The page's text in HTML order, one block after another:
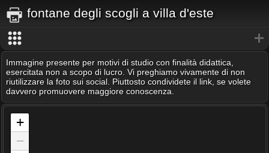
fontane degli scogli a villa d'este
Immagine presente per motivi di studio con finalità didattica,
esercitata non a scopo di lucro. Vi preghiamo vivamente di non
riutilizzare la foto sui social. Piuttosto condividete il link, se volete
davvero promuovere maggiore conoscenza.
+
−